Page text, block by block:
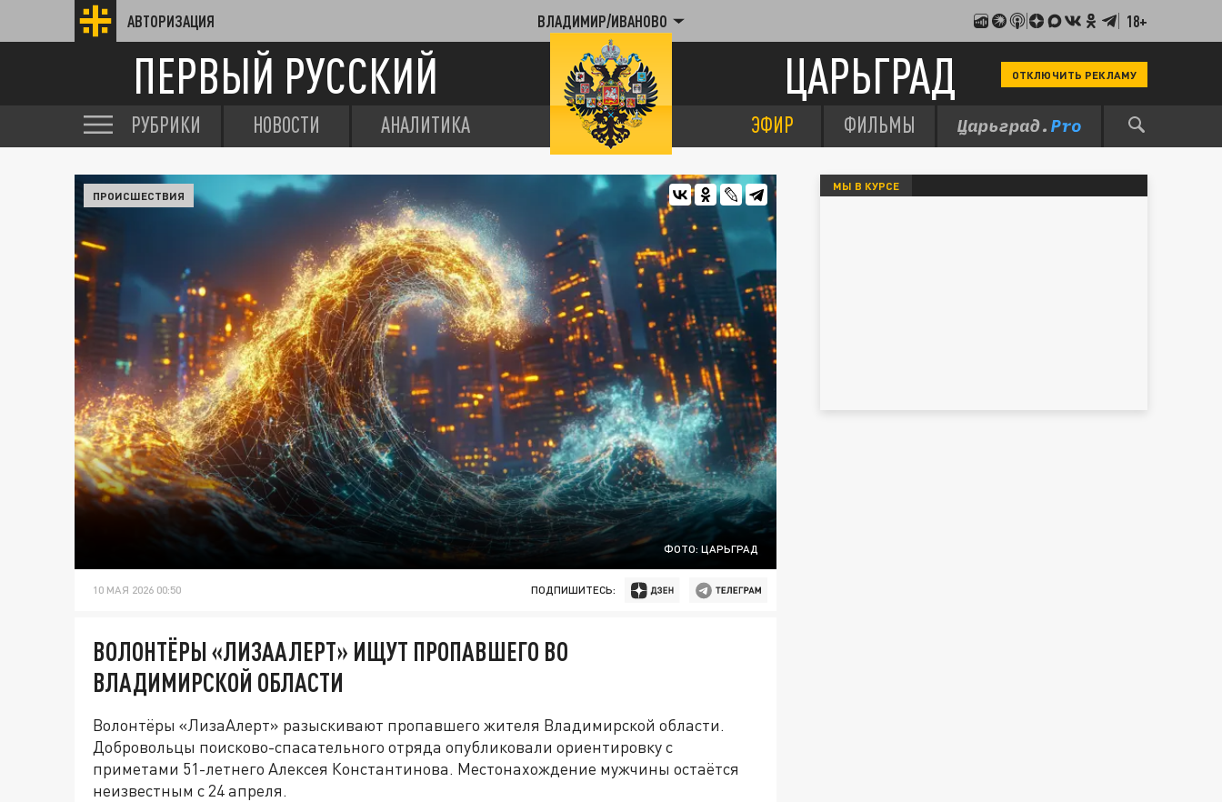
АВТОРИЗАЦИЯ ВЛАДИМИР/ИВАНОВО 18+
ПЕРВЫЙ РУССКИЙ ЦАРЬГРАД ОТКЛЮЧИТЬ РЕКЛАМУ
РУБРИКИ НОВОСТИ АНАЛИТИКА ЭФИР ФИЛЬМЫ
ФОТО: ЦАРЬГРАД
ПРОИСШЕСТВИЯ
10 МАЯ 2026 00:50 ПОДПИШИТЕСЬ:
ВОЛОНТЁРЫ «ЛИЗААЛЕРТ» ИЩУТ ПРОПАВШЕГО ВО
ВЛАДИМИРСКОЙ ОБЛАСТИ
Волонтёры «ЛизаАлерт» разыскивают пропавшего жителя Владимирской области.
Добровольцы поисково-спасательного отряда опубликовали ориентировку с
приметами 51-летнего Алексея Константинова. Местонахождение мужчины остаётся
неизвестным с 24 апреля.
МЫ В КУРСЕ